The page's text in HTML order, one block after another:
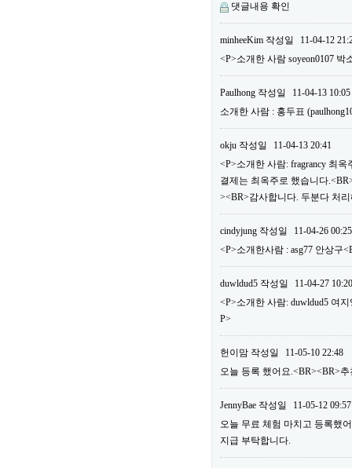
댓글내용 확인
minheeKim 작성일
11-04-12
<P>소개한 사람 soyeon0107 박
Paulhong 작성일
11-04-13 10:05
소개한 사람 : 홍두표
okju 작성일
11-04-13 20:41
<P>소개한 사람: fragrancy 최
결제는 최옥주로 했습니다
><BR>감사합니다. 두분다 처
cindyjung 작성일
11-04-26 00:25
<P>소개한사람 : asg77 안상구
duwldud5 작성일
11-04-27 10:20
<P>소개한 사람: duwldud5 여
P>
헌이맘 작성일
11-05-10 22:48
오늘 등록 했어요.<BR><BR>
JennyBae 작성일
11-05-12 09:57
오늘 무료 체험 마치고 등록했
지급 부탁합니다.